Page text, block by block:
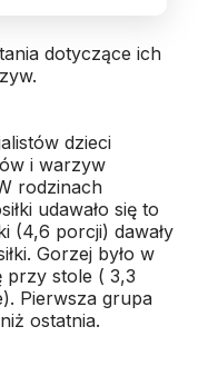
dotyczące ich
dzieci
i warzyw
rodzinach
udawało się to
(4,6 porcji) dawały
Gorzej było w
przy stole ( 3,3
Pierwsza grupa
ostatnia.